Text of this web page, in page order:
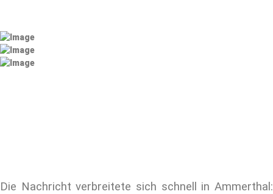
Die Nachricht verbreitete sich schnell in Ammerthal: